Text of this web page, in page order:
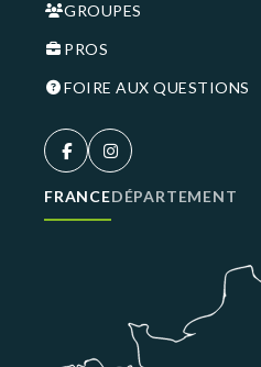
GROUPES
PROS
FOIRE AUX QUESTIONS
FRANCEDÉPARTEMENT